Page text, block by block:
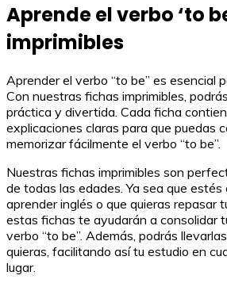
Aprende el verbo ‘to
imprimibles
Aprender el verbo “to be” es esencial
Con nuestras fichas imprimibles,
práctica y divertida. Cada ficha
explicaciones claras para que puedas
memorizar fácilmente el verbo “to be”.
Nuestras fichas imprimibles son
de todas las edades. Ya sea que
aprender inglés o que quieras repasar
estas fichas te ayudarán a consolidar
verbo “to be”. Además, podrás
quieras, facilitando así tu estudio en
lugar.